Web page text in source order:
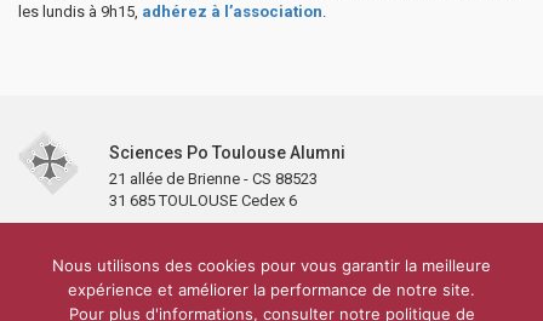
les lundis à 9h15, adhérez à l’association
Sciences Po Toulouse Alumni
21 allée de Brienne - CS 88523
31 685 TOULOUSE Cedex 6
Partenaires et soutiens
Lettre d’information
Réseaux sociaux
Sciences Po Toulouse
Carré Alumni de la bibliothèque de Sciences Po Toulouse
10 000 diplômés
Nous utilisons des cookies pour vous garantir la meilleure
expérience et améliorer la performance de notre site.
Pour plus d'informations, consulter notre politique de